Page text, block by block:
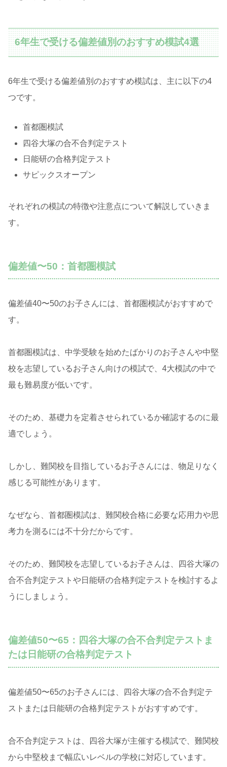
6年生で受ける偏差値別のおすすめ模試4選
6年生で受ける偏差値別のおすすめ模試は、主に以下の4
つです。
首都圏模試
四谷大塚の合不合判定テスト
日能研の合格判定テスト
サピックスオープン
それぞれの模試の特徴や注意点について解説していきま
す。
偏差値〜50：首都圏模試
偏差値40〜50のお子さんには、首都圏模試がおすすめで
す。
首都圏模試は、中学受験を始めたばかりのお子さんや中堅
校を志望しているお子さん向けの模試で、4大模試の中で
最も難易度が低いです。
そのため、基礎力を定着させられているか確認するのに最
適でしょう。
しかし、難関校を目指しているお子さんには、物足りなく
感じる可能性があります。
なぜなら、首都圏模試は、難関校合格に必要な応用力や思
考力を測るには不十分だからです。
そのため、難関校を志望しているお子さんは、四谷大塚の
合不合判定テストや日能研の合格判定テストを検討するよ
うにしましょう。
偏差値50〜65：四谷大塚の合不合判定テストま
たは日能研の合格判定テスト
偏差値50〜65のお子さんには、四谷大塚の合不合判定テ
ストまたは日能研の合格判定テストがおすすめです。
合不合判定テストは、四谷大塚が主催する模試で、難関校
から中堅校まで幅広いレベルの学校に対応しています。